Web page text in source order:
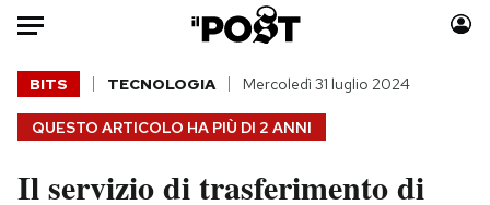
Auto
HOME
Italia
Moda
QUESTO ARTICOLO HA PIÙ DI 2 ANNI
BITS TECNOLOGIA Mercoledì 31 luglio 2024
Il servizio di trasferimento di